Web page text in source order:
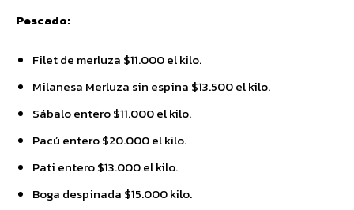
Pescado:
Filet de merluza $11.000 el kilo.
Milanesa Merluza sin espina $13.500 el kilo.
Sábalo entero $11.000 el kilo.
Pacú entero $20.000 el kilo.
Pati entero $13.000 el kilo.
Boga despinada $15.000 kilo.